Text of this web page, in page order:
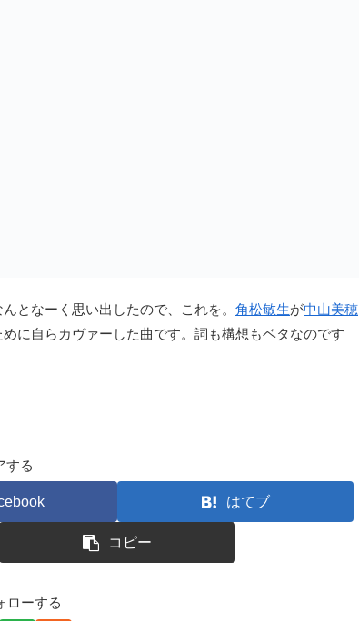
となーく思い出したので、これを。 角松敏生が中山美穂
に自らカヴァーした曲です。詞も構想もベタなのです
する
はてブ
コピー
ローする